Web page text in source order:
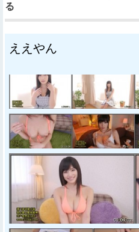
る
ええやん